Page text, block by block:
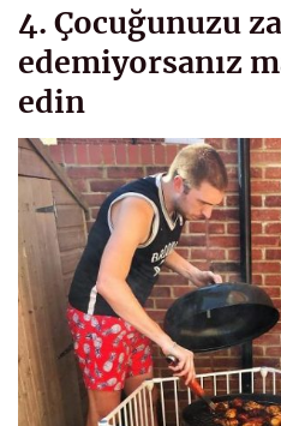
4. Çocuğunuzu
edemiyorsanız
edin